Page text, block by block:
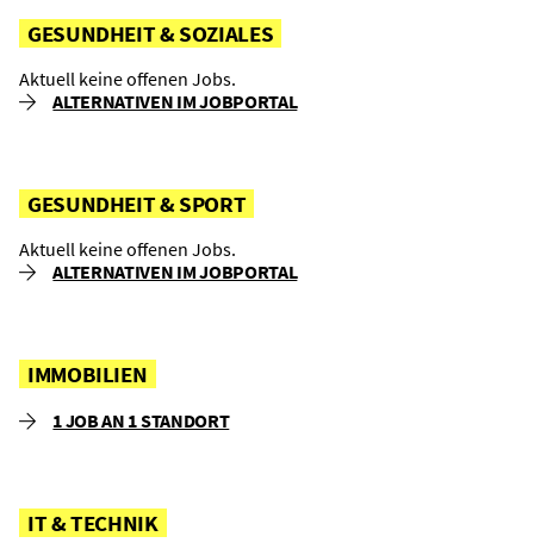
GESUNDHEIT & SOZIALES
Aktuell keine offenen Jobs.
ALTERNATIVEN IM JOBPORTAL
GESUNDHEIT & SPORT
Aktuell keine offenen Jobs.
ALTERNATIVEN IM JOBPORTAL
IMMOBILIEN
1 JOB AN 1 STANDORT
IT & TECHNIK